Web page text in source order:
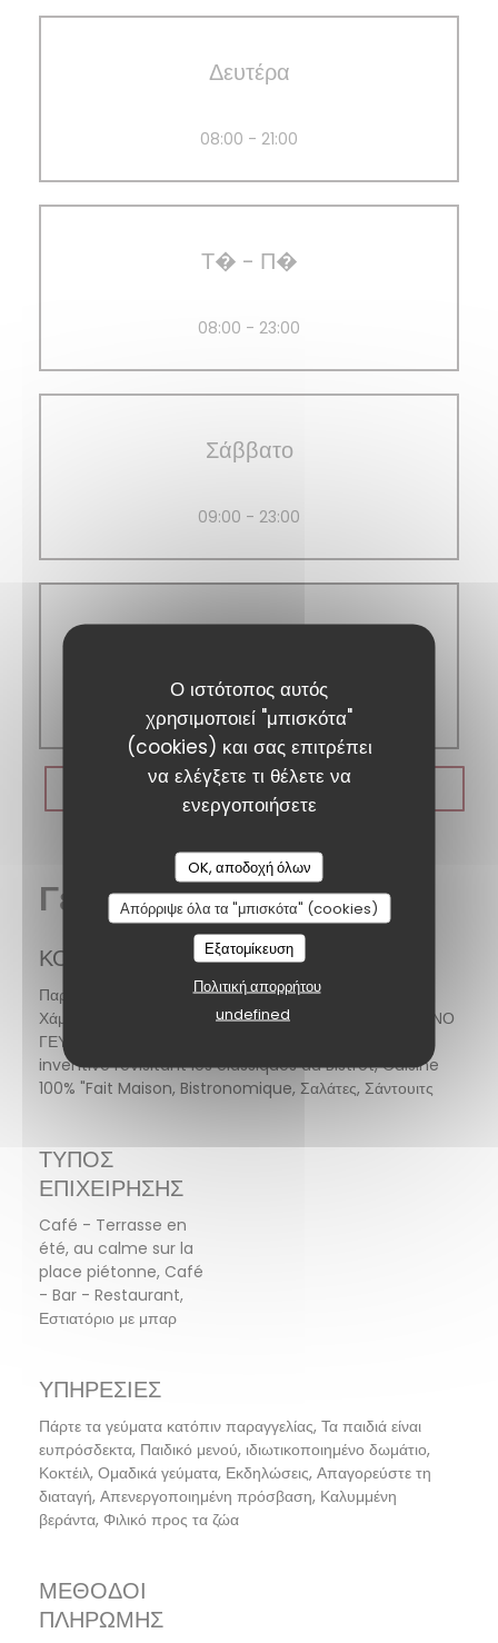
Ο ιστότοπος αυτός
χρησιμοποιεί "μπισκότα"
(cookies) και σας επιτρέπει
να ελέγξετε τι θέλετε να
ενεργοποιήσετε
OK, αποδοχή όλων
Απόρριψε όλα τα "μπισκότα" (cookies)
Εξατομίκευση
Πολιτική απορρήτου
undefined
Δευτέρα
08:00 - 21:00
Τ� - Π�
08:00 - 23:00
Σάββατο
09:00 - 23:00
09:00 - 21:00
ΚΆΝΤΕ ΚΡΆΤΗΣΗ ΤΡΑΠΕΖΙΟΎ
Γενικές πληροφορίες
ΚΟΥΖΊΝΑ
Παραδοσιακά γαλλικά, νωπού προϊόντος, Σπιτικό,
Χάμπουργκερ, Ψάρι, ψηνω στα καρβουνα, Κοκτέιλ, ΠΡΩΙΝΟ
ΓΕΥΜΑ, Desserts maison, Γκουρμέ μπιφτέκια, Cuisine
inventive revisitant les classiques du Bistrot, Cuisine
100% "Fait Maison, Bistronomique, Σαλάτες, Σάντουιτς
ΤΎΠΟΣ
ΕΠΙΧΕΊΡΗΣΗΣ
Café - Terrasse en
été, au calme sur la
place piétonne, Café
- Bar - Restaurant,
Εστιατόριο με μπαρ
ΥΠΗΡΕΣΊΕΣ
Πάρτε τα γεύματα κατόπιν παραγγελίας, Τα παιδιά είναι
ευπρόσδεκτα, Παιδικό μενού, ιδιωτικοποιημένο δωμάτιο,
Κοκτέιλ, Ομαδικά γεύματα, Εκδηλώσεις, Απαγορεύστε τη
διαταγή, Απενεργοποιημένη πρόσβαση, Καλυμμένη
βεράντα, Φιλικό προς τα ζώα
ΜΈΘΟΔΟΙ
ΠΛΗΡΩΜΉΣ